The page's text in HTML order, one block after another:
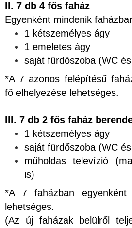
II. 7 db 4 fős faház
Egyenként mindenik
1 kétszemélyes ágy
1 emeletes ágy
saját fürdőszoba (WC
*A 7 azonos felépítésű
fő elhelyezése lehetséges.
III. 7 db 2 fős faház
1 kétszemélyes ágy
saját fürdőszoba (WC
műholdas televízió
is)
*A 7 faházban
lehetséges.
(Az új faházak belülről